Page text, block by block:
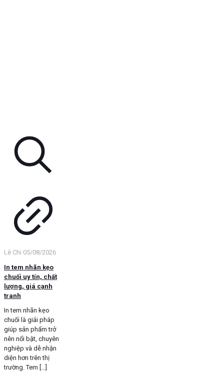
Lê Chi 05/08/2026
In tem nhãn kẹo
chuối uy tín, chất
lượng, giá cạnh
tranh
In tem nhãn kẹo
chuối là giải pháp
giúp sản phẩm trở
nên nổi bật, chuyên
nghiệp và dễ nhận
diện hơn trên thị
trường. Tem […]